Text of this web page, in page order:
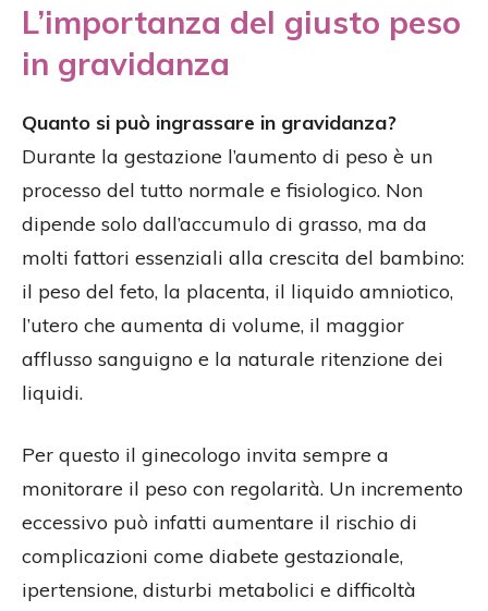
L’importanza del giusto peso
in gravidanza
Quanto si può ingrassare in gravidanza?
Durante la gestazione l’aumento di peso è un
processo del tutto normale e fisiologico. Non
dipende solo dall’accumulo di grasso, ma da
molti fattori essenziali alla crescita del bambino:
il peso del feto, la placenta, il liquido amniotico,
l’utero che aumenta di volume, il maggior
afflusso sanguigno e la naturale ritenzione dei
liquidi.
Per questo il ginecologo invita sempre a
monitorare il peso con regolarità. Un incremento
eccessivo può infatti aumentare il rischio di
complicazioni come diabete gestazionale,
ipertensione, disturbi metabolici e difficoltà